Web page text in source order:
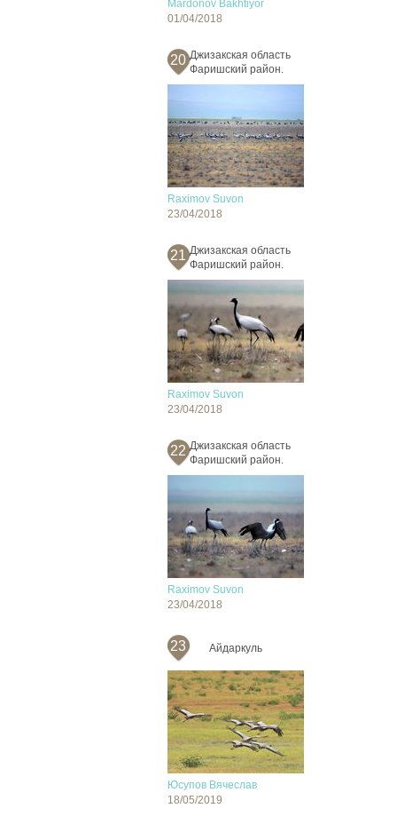
Mardonov Bakhtiyor
01/04/2018
20 Джизакская область
Фаришский район.
Raximov Suvon
23/04/2018
21 Джизакская область
Фаришский район.
Raximov Suvon
23/04/2018
22 Джизакская область
Фаришский район.
Raximov Suvon
23/04/2018
23 Айдаркуль
Юсупов Вячеслав
18/05/2019